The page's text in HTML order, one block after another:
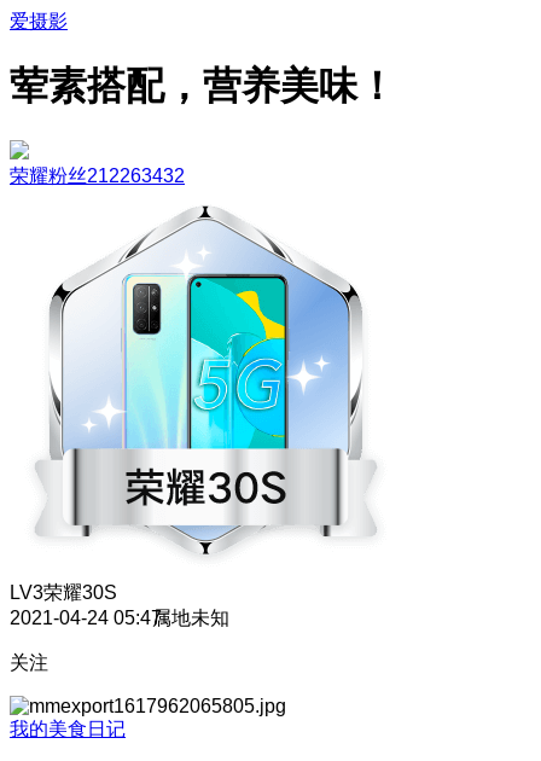
爱摄影
荤素搭配，营养美味！
荣耀粉丝212263432
LV3荣耀30S
2021-04-24 05:47属地未知
关注
我的美食日记